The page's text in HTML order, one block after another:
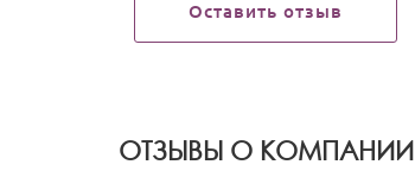
Оставить отзыв
OТЗЫВЫ О КОМПАНИИ